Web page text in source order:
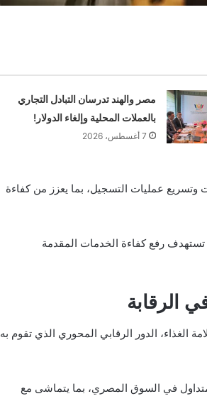
مصر والهند تدرسان التبادل التجاري
بالعملات المحلية وإلغاء الدولار!
7 أغسطس، 2026
عمليات التسجيل، بما يعزز من كفاءة
تستهدف رفع كفاءة الخدمات المقدمة
الرقابة
الغذاء، الدور الرقابي المحوري الذي تقوم به
في السوق المصري، بما يتماشى مع